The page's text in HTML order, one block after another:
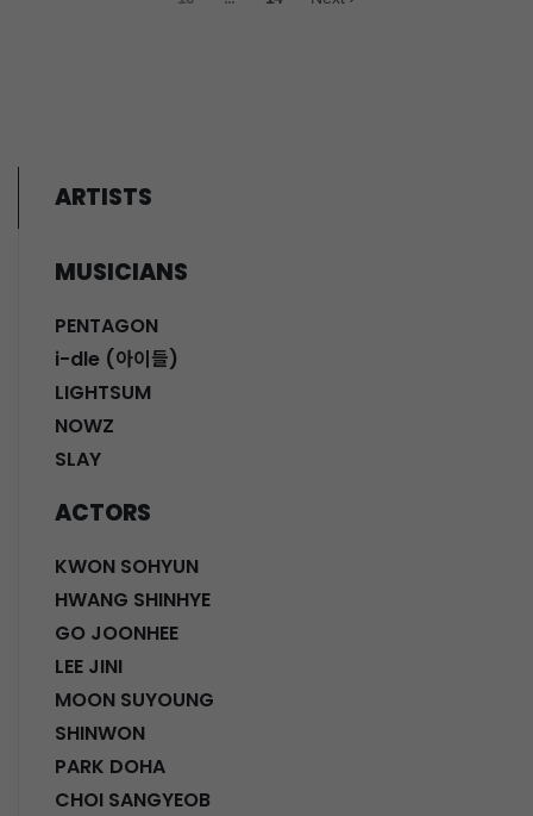
ARTISTS
MUSICIANS
PENTAGON
i-dle (아이들)
LIGHTSUM
NOWZ
SLAY
ACTORS
KWON SOHYUN
HWANG SHINHYE
GO JOONHEE
LEE JINI
MOON SUYOUNG
SHINWON
PARK DOHA
CHOI SANGYEOB